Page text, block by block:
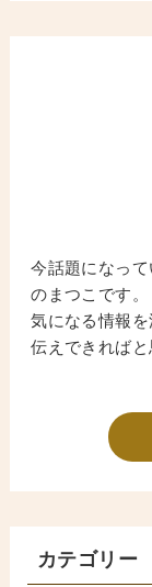
今話題になっ
のまつこです。
気になる情報
伝えできればと
カテゴリー